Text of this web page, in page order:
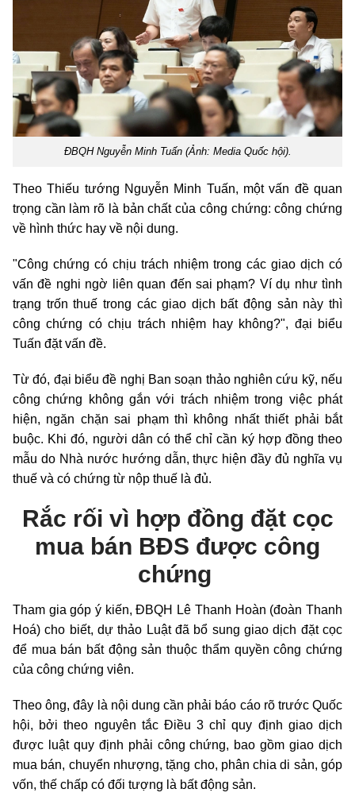
ĐBQH Nguyễn Minh Tuấn (Ảnh: Media Quốc hội).
Theo Thiếu tướng Nguyễn Minh Tuấn, một vấn đề quan
trọng cần làm rõ là bản chất của công chứng: công chứng
về hình thức hay về nội dung.
"Công chứng có chịu trách nhiệm trong các giao dịch có
vấn đề nghi ngờ liên quan đến sai phạm? Ví dụ như tình
trạng trốn thuế trong các giao dịch bất động sản này thì
công chứng có chịu trách nhiệm hay không?", đại biểu
Tuấn đặt vấn đề.
Từ đó, đại biểu đề nghị Ban soạn thảo nghiên cứu kỹ, nếu
công chứng không gắn với trách nhiệm trong việc phát
hiện, ngăn chặn sai phạm thì không nhất thiết phải bắt
buộc. Khi đó, người dân có thể chỉ cần ký hợp đồng theo
mẫu do Nhà nước hướng dẫn, thực hiện đầy đủ nghĩa vụ
thuế và có chứng từ nộp thuế là đủ.
Rắc rối vì hợp đồng đặt cọc
mua bán BĐS được công
chứng
Tham gia góp ý kiến, ĐBQH Lê Thanh Hoàn (đoàn Thanh
Hoá) cho biết, dự thảo Luật đã bổ sung giao dịch đặt cọc
để mua bán bất động sản thuộc thẩm quyền công chứng
của công chứng viên.
Theo ông, đây là nội dung cần phải báo cáo rõ trước Quốc
hội, bởi theo nguyên tắc Điều 3 chỉ quy định giao dịch
được luật quy định phải công chứng, bao gồm giao dịch
mua bán, chuyển nhượng, tặng cho, phân chia di sản, góp
vốn, thế chấp có đối tượng là bất động sản.